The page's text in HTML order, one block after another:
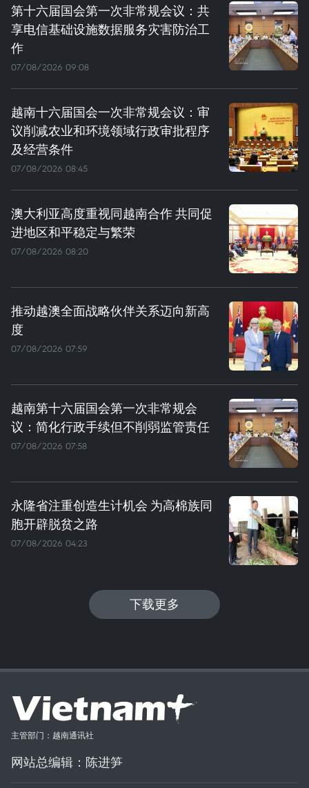
第十六届国会第一次非常规会议：共
享电信基础设施数据服务灾害防治工
作
07/08/2026 09:08
越南十六届国会一次非常规会议：审
议削减农业和环境领域行政审批程序
及经营条件
07/08/2026 08:45
澳大利亚高度重视同越南合作 共同促
进地区和平稳定与繁荣
07/08/2026 08:20
推动越澳全面战略伙伴关系迈向新高
度
07/08/2026 07:59
越南第十六届国会第一次非常规会
议：简化行政手续但不削弱监管责任
07/08/2026 07:58
永隆省注重创造生计机会 为高棉族同
胞开辟脱贫之路
07/08/2026 04:23
下载更多
主管部门：越南通讯社
网站总编辑：陈进笋